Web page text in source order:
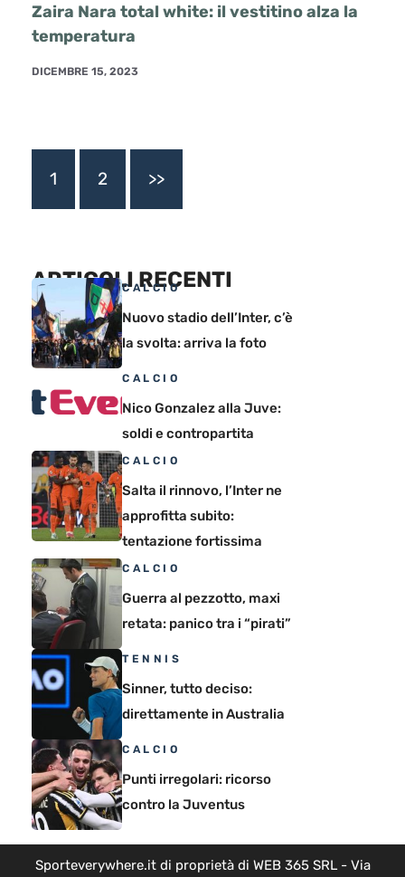
Zaira Nara total white: il vestitino alza la
temperatura
DICEMBRE 15, 2023
1 2 >>
ARTICOLI RECENTI
CALCIO
Nuovo stadio dell’Inter, c’è
la svolta: arriva la foto
CALCIO
Nico Gonzalez alla Juve:
soldi e contropartita
CALCIO
Salta il rinnovo, l’Inter ne
approfitta subito:
tentazione fortissima
CALCIO
Guerra al pezzotto, maxi
retata: panico tra i “pirati”
TENNIS
Sinner, tutto deciso:
direttamente in Australia
CALCIO
Punti irregolari: ricorso
contro la Juventus
Sporteverywhere.it di proprietà di WEB 365 SRL - Via